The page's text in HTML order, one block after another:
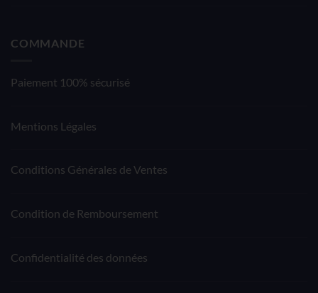
COMMANDE
Paiement 100% sécurisé
Mentions Légales
Conditions Générales de Ventes
Condition de Remboursement
Confidentialité des données